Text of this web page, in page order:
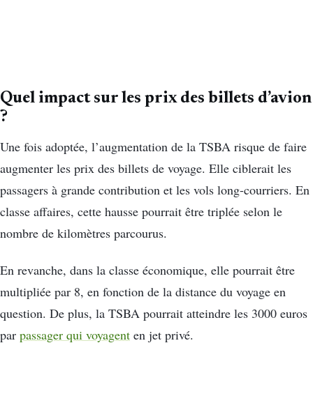
Quel impact sur les prix des billets d’avion
?
Une fois adoptée, l’augmentation de la TSBA risque de faire
augmenter les prix des billets de voyage. Elle ciblerait les
passagers à grande contribution et les vols long-courriers. En
classe affaires, cette hausse pourrait être triplée selon le
nombre de kilomètres parcourus.
En revanche, dans la classe économique, elle pourrait être
multipliée par 8, en fonction de la distance du voyage en
question. De plus, la TSBA pourrait atteindre les 3000 euros
par passager qui voyagent en jet privé.